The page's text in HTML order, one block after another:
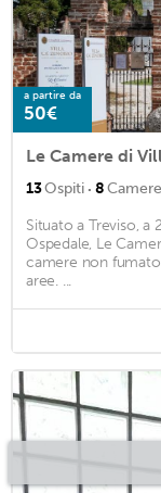
a partire da
50€
Le Camere di
13Ospiti · 8Camere
Situato a Treviso, a
Ospedale, Le
camere non
aree. ...